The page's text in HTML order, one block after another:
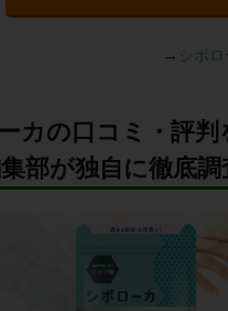
→ シボ
カの口コミ・評判
部が独自に徹底調